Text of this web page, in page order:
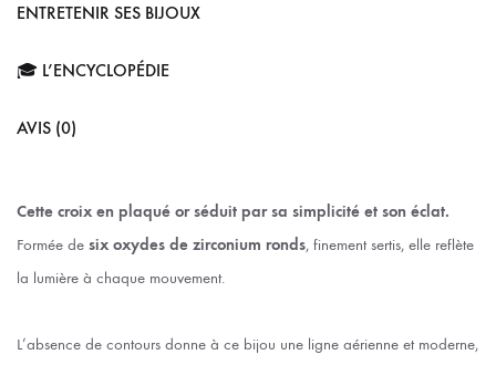
ENTRETENIR SES BIJOUX
🎓 L’ENCYCLOPÉDIE
AVIS (0)
Cette croix en plaqué or séduit par sa simplicité et son éclat.
Formée de six oxydes de zirconium ronds, finement sertis, elle reflète
la lumière à chaque mouvement.
L’absence de contours donne à ce bijou une ligne aérienne et moderne,